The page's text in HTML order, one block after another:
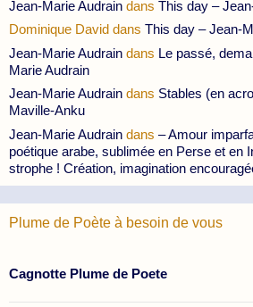
Jean-Marie Audrain dans This day –
Dominique David dans This day – Jean-
Jean-Marie Audrain dans Le passé,
Marie Audrain
Jean-Marie Audrain dans Stables (en
Maville-Anku
Jean-Marie Audrain dans – Amour
poétique arabe, sublimée en Perse et en
strophe ! Création, imagination
Plume de Poète à besoin de vous
Cagnotte Plume de Poete